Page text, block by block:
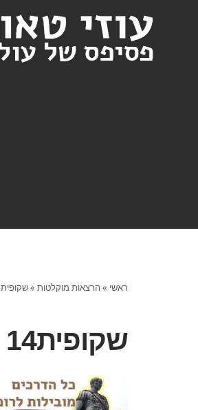
ראשי »הרצאות מוקלטות »שקופית14
שקופית14